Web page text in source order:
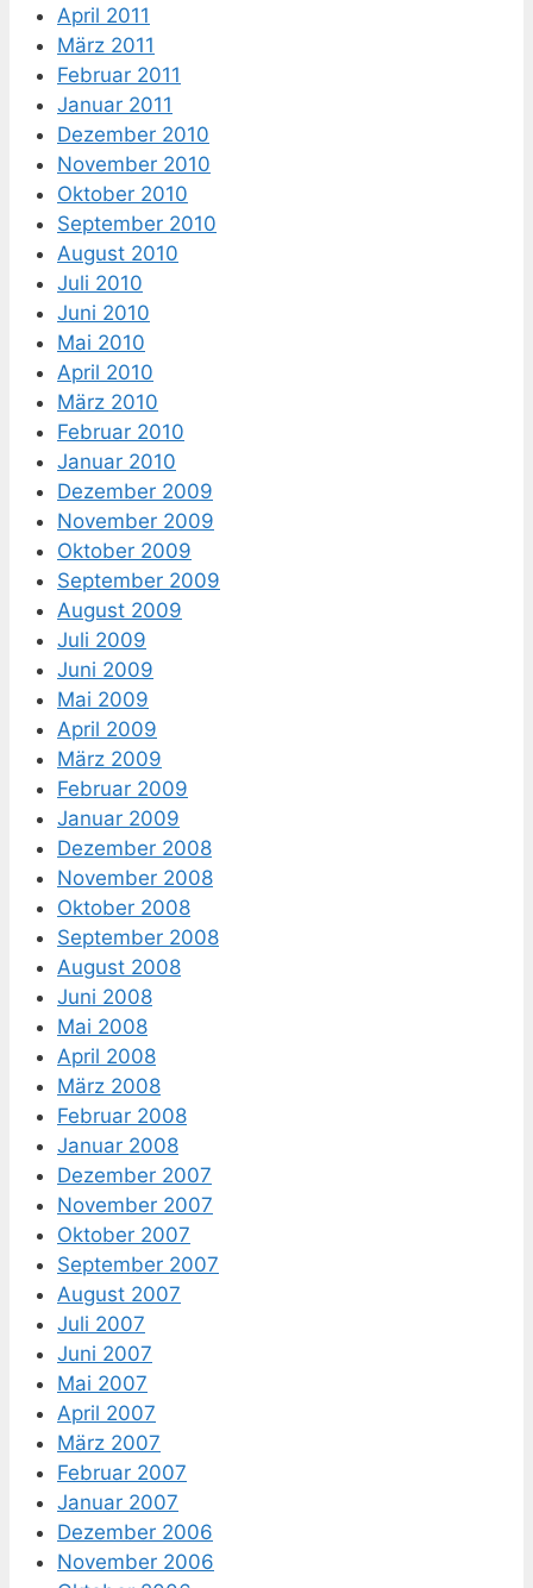
April 2011
März 2011
Februar 2011
Januar 2011
Dezember 2010
November 2010
Oktober 2010
September 2010
August 2010
Juli 2010
Juni 2010
Mai 2010
April 2010
März 2010
Februar 2010
Januar 2010
Dezember 2009
November 2009
Oktober 2009
September 2009
August 2009
Juli 2009
Juni 2009
Mai 2009
April 2009
März 2009
Februar 2009
Januar 2009
Dezember 2008
November 2008
Oktober 2008
September 2008
August 2008
Juni 2008
Mai 2008
April 2008
März 2008
Februar 2008
Januar 2008
Dezember 2007
November 2007
Oktober 2007
September 2007
August 2007
Juli 2007
Juni 2007
Mai 2007
April 2007
März 2007
Februar 2007
Januar 2007
Dezember 2006
November 2006